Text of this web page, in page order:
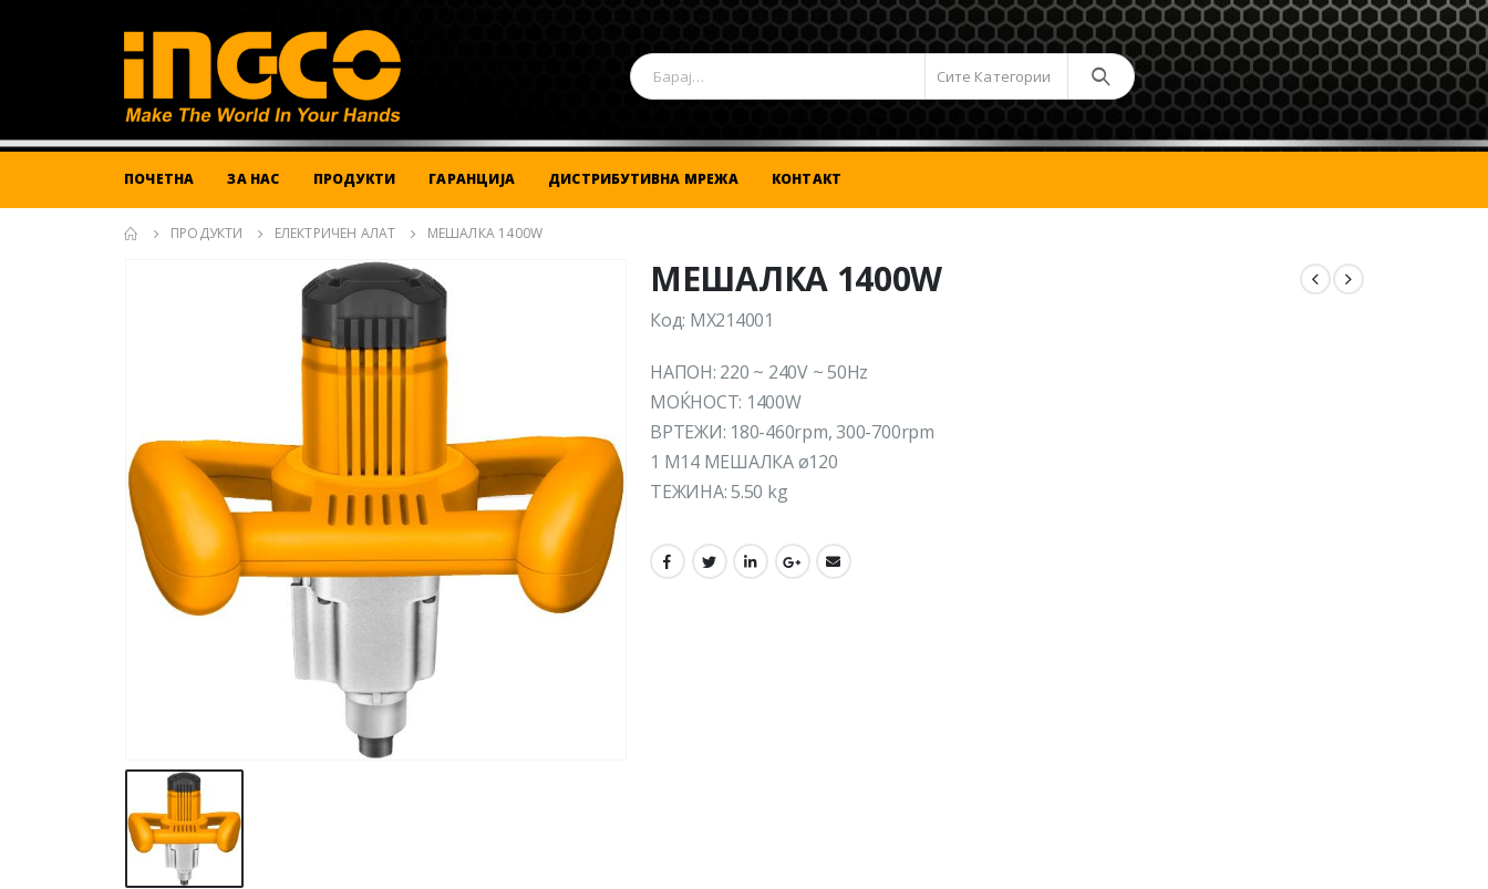
Сите Категории
ПОЧЕТНА ЗА НАС ПРОДУКТИ ГАРАНЦИЈА ДИСТРИБУТИВНА МРЕЖА КОНТАКТ
ПРОДУКТИ ЕЛЕКТРИЧЕН АЛАТ МЕШАЛКА 1400W
МЕШАЛКА 1400W
Код: MX214001
НАПОН: 220 ~ 240V ~ 50Hz
МОЌНОСТ: 1400W
ВРТЕЖИ: 180-460rpm, 300-700rpm
1 M14 МЕШАЛКА ø120
ТЕЖИНА: 5.50 kg